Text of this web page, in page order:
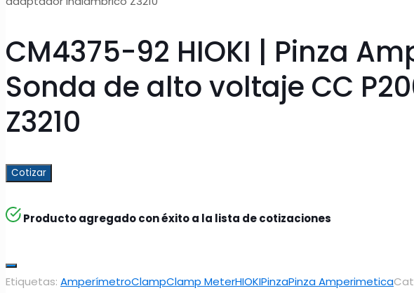
CM4375-92 HIOKI | Pinza
Sonda de alto voltaje CC
Z3210
Cotizar
Producto agregado con éxito a la lista de cotizaciones
Etiquetas: AmperímetroClampClamp MeterHIOKIPinzaPinza Amperimetica